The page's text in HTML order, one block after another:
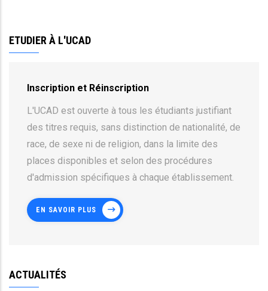
ETUDIER À L'UCAD
Inscription et Réinscription
L'UCAD est ouverte à tous les étudiants justifiant
des titres requis, sans distinction de nationalité, de
race, de sexe ni de religion, dans la limite des
places disponibles et selon des procédures
d'admission spécifiques à chaque établissement.
EN SAVOIR PLUS
ACTUALITÉS